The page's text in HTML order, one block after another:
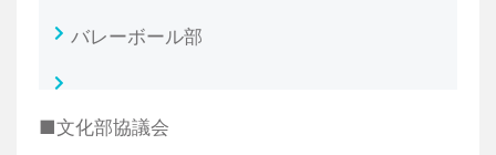
バレーボール部
■文化部協議会